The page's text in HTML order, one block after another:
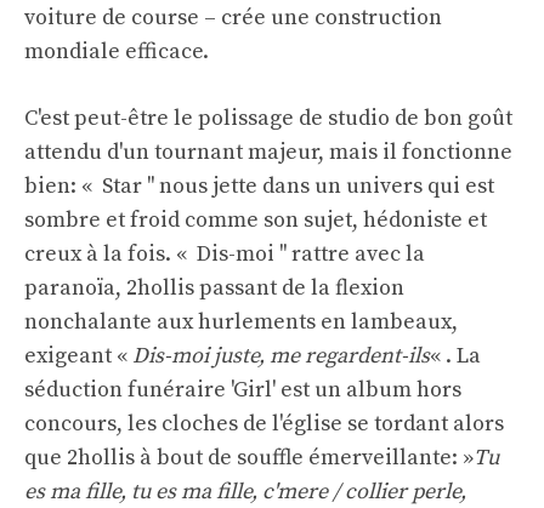
voiture de course – crée une construction
mondiale efficace.
C'est peut-être le polissage de studio de bon goût
attendu d'un tournant majeur, mais il fonctionne
bien: « Star '' nous jette dans un univers qui est
sombre et froid comme son sujet, hédoniste et
creux à la fois. « Dis-moi '' rattre avec la
paranoïa, 2hollis passant de la flexion
nonchalante aux hurlements en lambeaux,
exigeant « Dis-moi juste, me regardent-ils« . La
séduction funéraire 'Girl' est un album hors
concours, les cloches de l'église se tordant alors
que 2hollis à bout de souffle émerveillante: »Tu
es ma fille, tu es ma fille, c'mere / collier perle,